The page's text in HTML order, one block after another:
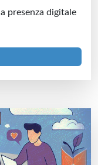
presenza digitale